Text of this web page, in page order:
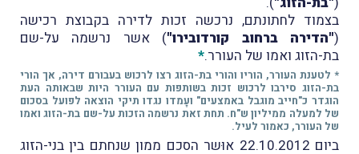
בצמוד לחתונתם, נרכשה זכות לדירה בקבוצת רכישה
("הדירה ברחוב קורדובירו") אשר נרשמה על-שם
בת-הזוג ואמו של העורר.*
* לטענת העורר, הוריו והורי בת-הזוג רצו לרכוש בעבורם דירה, אך הורי
בת-הזוג סירבו לרכוש זכות בשותפות עם העורר היות שבאותה העת
הוגדר כ"חייב מוגבל באמצעים" ועָמדו נגדו תיקי הוצאה לפועל בסכום
של למעלה ממיליון ש"ח. תחת זאת נרשמה הזכות על-שם בת-הזוג ואמו
של העורר, כאמור לעיל.
ביום 22.10.2012 אוּשר הסכם ממון שנחתם בין בני-הזוג